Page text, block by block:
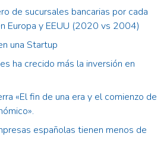
de sucursales bancarias por cada
Europa y EEUU (2020 vs 2004)
una Startup
ha crecido más la inversión en
«El fin de una era y el comienzo de
españolas tienen menos de